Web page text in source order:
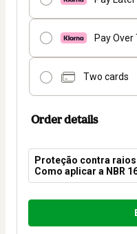
Pay Over
Two cards
Order details
Proteção contra
Como aplicar a NBR
Total
$60.00